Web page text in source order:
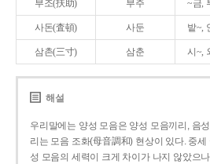
부조(扶助) 부주 ~금,
사돈(査頓) 사둔 밭~,
삼촌(三寸) 삼춘 시~,
해설
우리말에는 양성 모음은 양성 모음끼리, 음
리는 모음 조화(母音調和) 현상이 있다. 중
성 모음의 세력이 크게 차이가 나지 않았으